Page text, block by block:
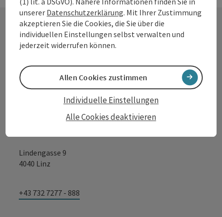
Kontakt
Tourismusverband Donauregion
Oberösterreich
WGD Donau Oberösterreich Tourismus
Lindengasse 9
4040 Linz
+43 732 7277 - 888
unserer Datenschutzerklärung. Mit Ihrer Zustimmung
akzeptieren Sie die Cookies, die Sie über die
individuellen Einstellungen selbst verwalten und
jederzeit widerrufen können.
Alle Cookies deaktivieren
Individuelle Einstellungen
Allen Cookies zustimmen